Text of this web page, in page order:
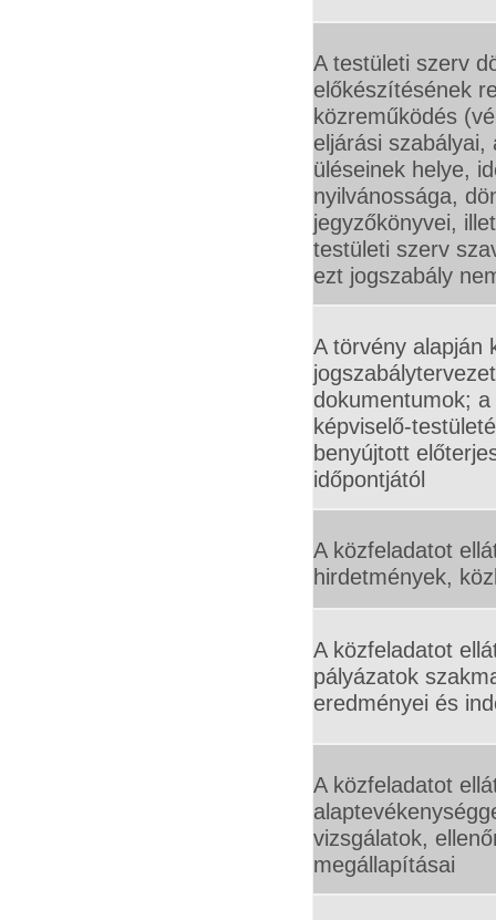
A testületi szerv
előkészítésének
közreműködés
eljárási
üléseinek helye,
nyilvánossága,
jegyzőkönyvei,
testületi szerv
ezt jogszabály
A törvény alapján
dokumentumok;
képviselő-
benyújtott
időpontjától
A közfeladatot
hirdetmények,
A közfeladatot
pályázatok
eredményei és
A közfeladatot
vizsgálatok,
megállapításai